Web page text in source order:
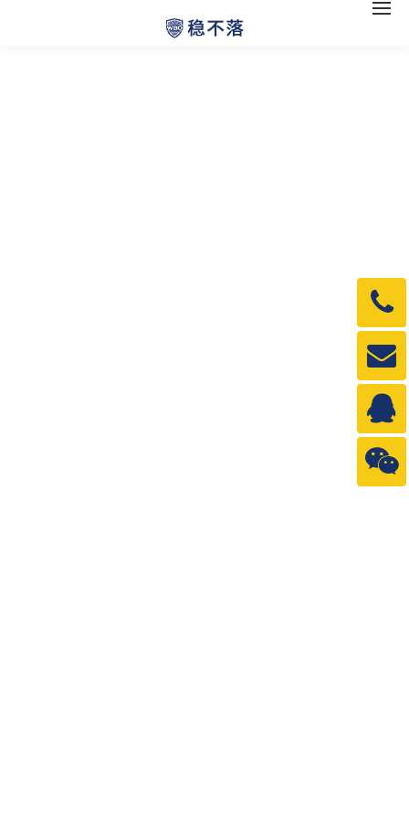
电
话：
箱：
QQ：